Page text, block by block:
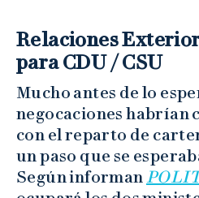
Relaciones
para CDU / CSU
Mucho antes de lo
negocaciones habrían
con el reparto de
un paso que se
Según informan